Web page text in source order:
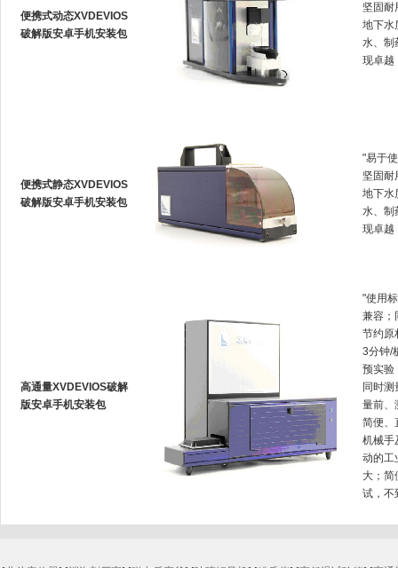
便携式动态XVDEVIOS
破解版安卓手机安装包
坚固耐
地下水
水
现卓越
便携式静态XVDEVIOS
破解版安卓手机安装包
"易于使
坚固耐用
地下水
水、
现卓越
高通量XVDEVIOS破解
版安卓手机安装包
"使用
兼容
节约原
3分钟/
预实验
同时测
量前
简便
机械手
动的工业
大
试，